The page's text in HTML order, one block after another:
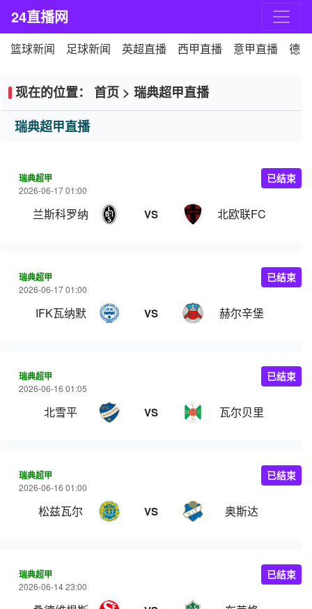
24直播网
篮球新闻 足球新闻 英超直播 西甲直播 意甲直播 德
现在的位置： 首页 > 瑞典超甲直播
瑞典超甲直播
瑞典超甲
2026-06-17 01:00
兰斯科罗纳 VS 北欧联FC
已结束
瑞典超甲
2026-06-17 01:00
IFK瓦纳默 VS 赫尔辛堡
已结束
瑞典超甲
2026-06-16 01:05
北雪平 VS 瓦尔贝里
已结束
瑞典超甲
2026-06-16 01:00
松兹瓦尔 VS 奥斯达
已结束
瑞典超甲
2026-06-14 23:00
已结束